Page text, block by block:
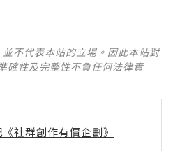
不代表本站的立場。因此本站對
確性及完整性不負任何法律責
社群創作有價企劃》